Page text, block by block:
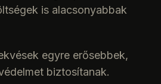
is alacsonyabbak
egyre erősebbek,
biztosítanak.